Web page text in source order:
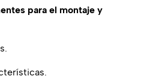
para el montaje y